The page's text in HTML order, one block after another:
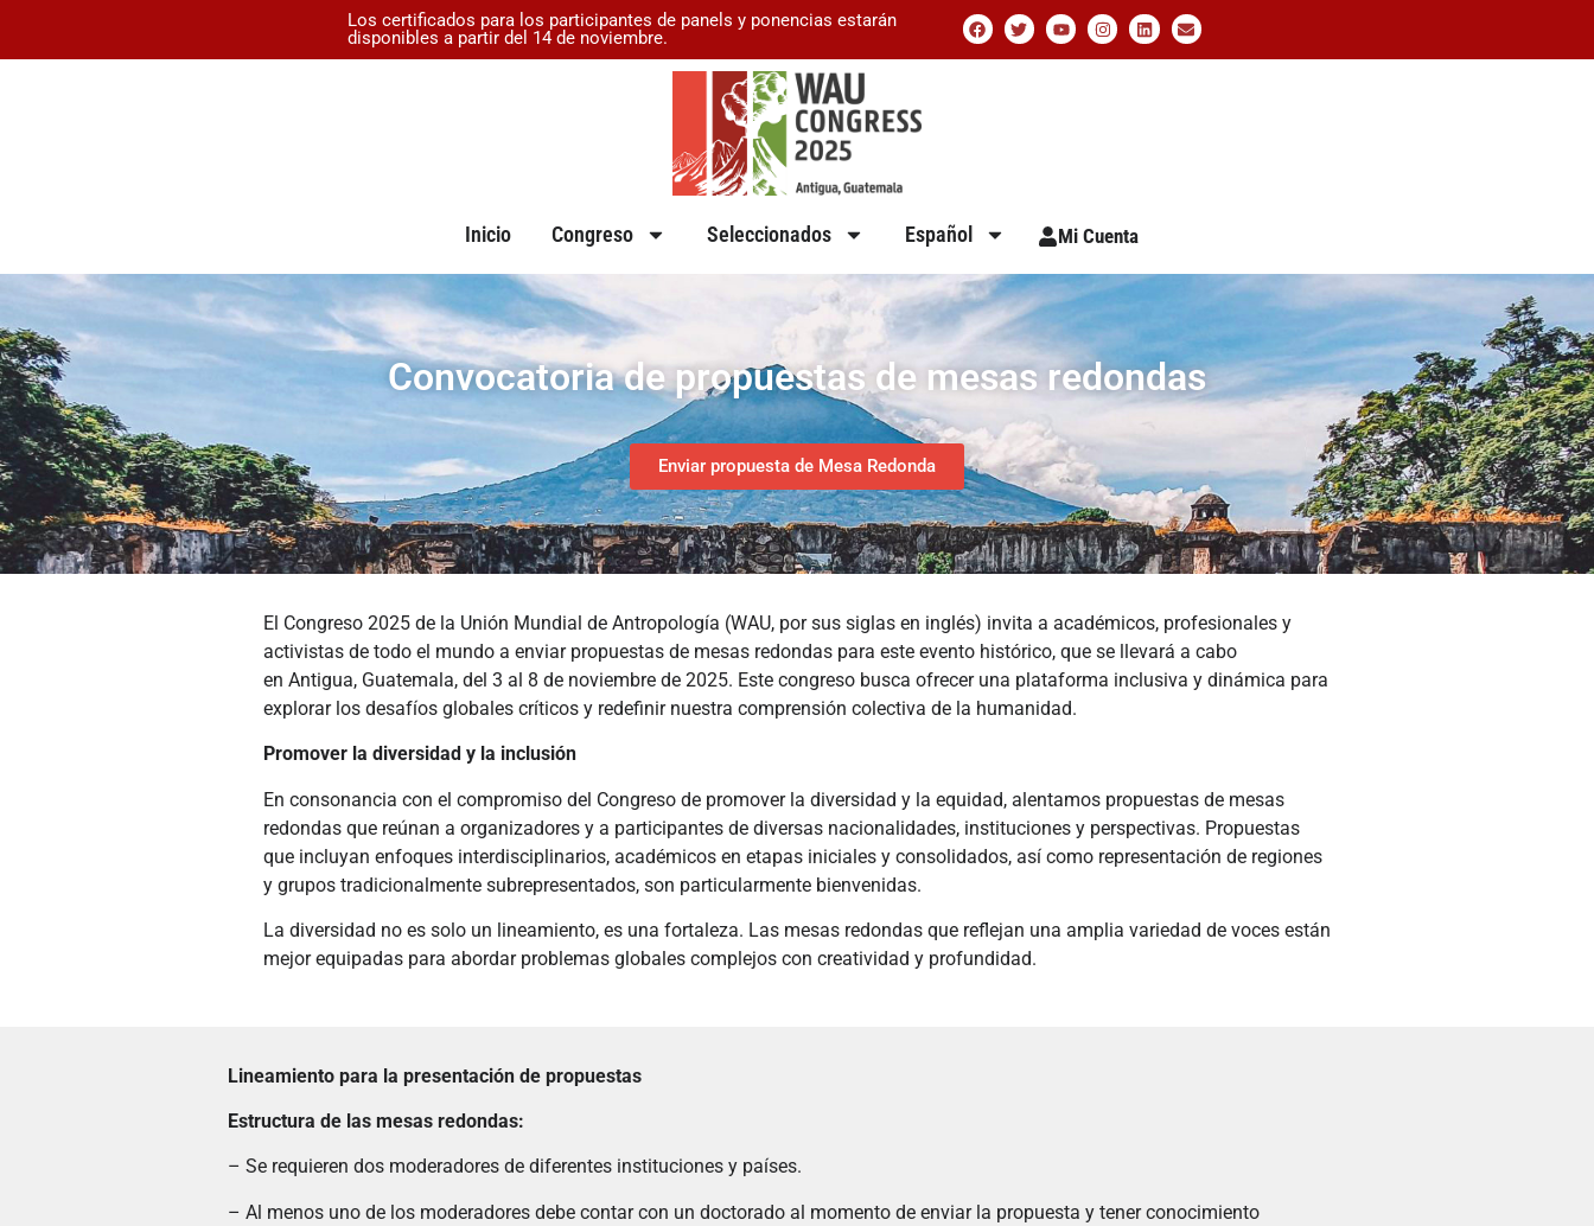
Los certificados para los participantes de panels y ponencias estarán
disponibles a partir del 14 de noviembre.
Inicio Congreso Seleccionados Español Mi Cuenta
Convocatoria de propuestas de mesas redondas
Enviar propuesta de Mesa Redonda
El Congreso 2025 de la Unión Mundial de Antropología (WAU, por sus siglas en inglés) invita a académicos, profesionales y
activistas de todo el mundo a enviar propuestas de mesas redondas para este evento histórico, que se llevará a cabo
en Antigua, Guatemala, del 3 al 8 de noviembre de 2025. Este congreso busca ofrecer una plataforma inclusiva y dinámica para
explorar los desafíos globales críticos y redefinir nuestra comprensión colectiva de la humanidad.
Promover la diversidad y la inclusión
En consonancia con el compromiso del Congreso de promover la diversidad y la equidad, alentamos propuestas de mesas
redondas que reúnan a organizadores y a participantes de diversas nacionalidades, instituciones y perspectivas. Propuestas
que incluyan enfoques interdisciplinarios, académicos en etapas iniciales y consolidados, así como representación de regiones
y grupos tradicionalmente subrepresentados, son particularmente bienvenidas.
La diversidad no es solo un lineamiento, es una fortaleza. Las mesas redondas que reflejan una amplia variedad de voces están
mejor equipadas para abordar problemas globales complejos con creatividad y profundidad.
Lineamiento para la presentación de propuestas
Estructura de las mesas redondas:
– Se requieren dos moderadores de diferentes instituciones y países.
– Al menos uno de los moderadores debe contar con un doctorado al momento de enviar la propuesta y tener conocimiento